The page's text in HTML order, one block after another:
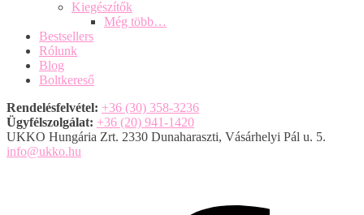
Kiegészítők
Még több…
Bestsellers
Rólunk
Blog
Boltkereső
Rendelésfelvétel: +36 (30) 358-3236
Ügyfélszolgálat: +36 (20) 941-1420
UKKO Hungária Zrt. 2330 Dunaharaszti, Vásárhelyi Pál u. 5.
info@ukko.hu